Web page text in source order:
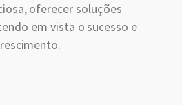
oferecer soluções
em vista o sucesso e